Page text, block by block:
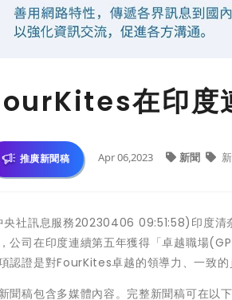
在印度
推廣新聞稿 Apr 06,2023 新聞
央社訊息服務20230406 09:51:58)印度
公司在印度連續第五年獲得「卓越職場
認證是對FourKites卓越的領導力、一致的
聞稿包含多媒體內容。完整新聞稿可在以